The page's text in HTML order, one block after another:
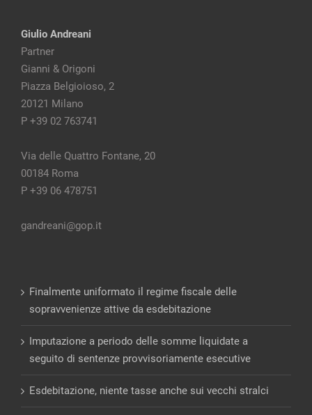
Giulio Andreani
Partner
Gianni & Origoni
Piazza Belgioioso, 2
20121 Milano
P +39 02 763741
Via delle Quattro Fontane, 20
00184 Roma
P +39 06 478751
gandreani@gop.it
Finalmente uniformato il regime fiscale delle
sopravvenienze attive da esdebitazione
Imputazione a periodo delle somme liquidate a
seguito di sentenze provvisoriamente esecutive
Esdebitazione, niente tasse anche sui vecchi stralci